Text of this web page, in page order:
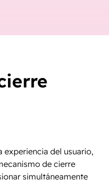
experiencia del usuario,
de cierre
simultáneamente